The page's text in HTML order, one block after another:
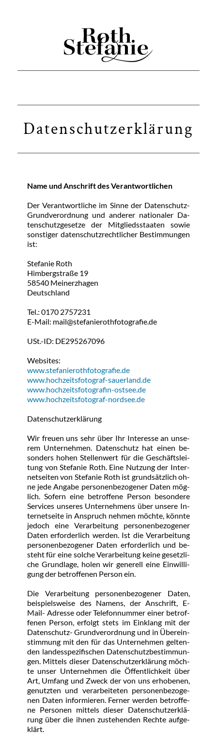
Datenschutzerklärung
Na­me und An­schrift des Ver­ant­wort­li­chen
Der Ver­ant­wort­li­che im Sin­ne der Da­ten­schutz-
Grund­ver­ord­nung und an­de­rer na­tio­na­ler Da­
ten­schutz­ge­set­ze der Mit­glieds­staa­ten so­wie
sons­ti­ger da­ten­schutz­recht­li­cher Be­stim­mun­gen
ist:
Ste­fa­nie Roth
Him­berg­stra­ße 19
58540 Mein­erz­ha­gen
Deutsch­land
Tel.: 0170 2757231
E-Mail: mail@​ste​fani​erot​hfot​ogra​fie.​de
USt.-ID: DE295267096
Web­si­tes:
www.​ste­fa­niero­th­fo­to­gra­fie.de
www.​hoch­zeits­fo­to­graf-sau­er­land.de
www.​hoch­zeits­fo­to­gra­fin-ost­see.de
www.​hoch­zeits­fo­to­graf-nord­see.de
Da­ten­schutz­er­klä­rung
Wir freu­en uns sehr über Ihr In­ter­es­se an un­se­
rem Un­ter­neh­men. Da­ten­schutz hat ei­nen be­
son­ders ho­hen Stel­len­wert für die Ge­schäfts­lei­
tung von Ste­fa­nie Roth. Ei­ne Nut­zung der In­ter­
net­sei­ten von Ste­fa­nie Roth ist grund­sätz­lich oh­
ne je­de An­ga­be per­so­nen­be­zo­ge­ner Da­ten mög­
lich. So­fern ei­ne be­trof­fe­ne Per­son be­son­de­re
Ser­vices un­se­res Un­ter­neh­mens über un­se­re In­
ter­net­sei­te in An­spruch neh­men möch­te, könn­te
je­doch ei­ne Ver­ar­bei­tung per­so­nen­be­zo­ge­ner
Da­ten er­for­der­lich wer­den. Ist die Ver­ar­bei­tung
per­so­nen­be­zo­ge­ner Da­ten er­for­der­lich und be­
steht für ei­ne sol­che Ver­ar­bei­tung kei­ne ge­setz­li­
che Grund­la­ge, ho­len wir ge­ne­rell ei­ne Ein­wil­li­
gung der be­trof­fe­nen Per­son ein.
Die Ver­ar­bei­tung per­so­nen­be­zo­ge­ner Da­ten,
bei­spiels­wei­se des Na­mens, der An­schrift, E-
Mail- Adres­se oder Te­le­fon­num­mer ei­ner be­trof­
fe­nen Per­son, er­folgt stets im Ein­klang mit der
Da­ten­schutz- Grund­ver­ord­nung und in Über­ein­
stim­mung mit den für das Un­ter­neh­men gel­ten­
den lan­des­spe­zi­fi­schen Da­ten­schutz­be­stim­mun­
gen. Mit­tels die­ser Da­ten­schutz­er­klä­rung möch­
te un­ser Un­ter­neh­men die Öf­f­ent­lich­keit über
Art, Um­fang und Zweck der von uns er­ho­be­nen,
ge­nutz­ten und ver­ar­bei­te­ten per­so­nen­be­zo­ge­
nen Da­ten in­for­mie­ren. Fer­ner wer­den be­trof­fe­
ne Per­so­nen mit­tels die­ser Da­ten­schutz­er­klä­
rung über die ih­nen zu­ste­hen­den Rech­te auf­ge­
klärt.